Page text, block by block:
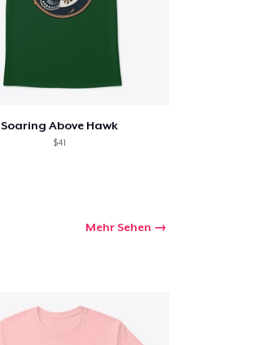
Soaring Above Hawk
$41
Mehr Sehen